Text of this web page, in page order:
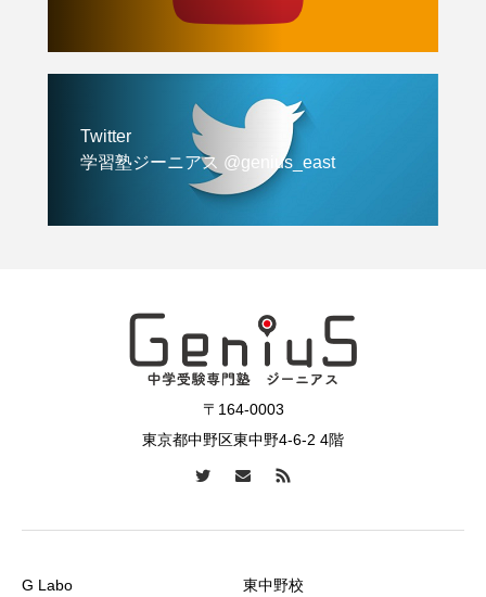
Twitter
学習塾ジーニアス @genius_east
〒164-0003
東京都中野区東中野4-6-2 4階
G Labo 東中野校